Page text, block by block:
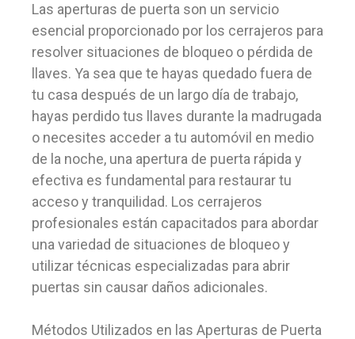
Las aperturas de puerta son un servicio
esencial proporcionado por los cerrajeros para
resolver situaciones de bloqueo o pérdida de
llaves. Ya sea que te hayas quedado fuera de
tu casa después de un largo día de trabajo,
hayas perdido tus llaves durante la madrugada
o necesites acceder a tu automóvil en medio
de la noche, una apertura de puerta rápida y
efectiva es fundamental para restaurar tu
acceso y tranquilidad. Los cerrajeros
profesionales están capacitados para abordar
una variedad de situaciones de bloqueo y
utilizar técnicas especializadas para abrir
puertas sin causar daños adicionales.
Métodos Utilizados en las Aperturas de Puerta